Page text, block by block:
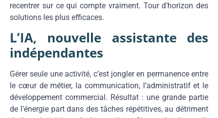
recentrer sur ce qui compte vraiment. Tour d’horizon des
solutions les plus efficaces.
L’IA, nouvelle assistante des
indépendantes
Gérer seule une activité, c’est jongler en permanence entre
le cœur de métier, la communication, l’administratif et le
développement commercial. Résultat : une grande partie
de l’énergie part dans des tâches répétitives, au détriment